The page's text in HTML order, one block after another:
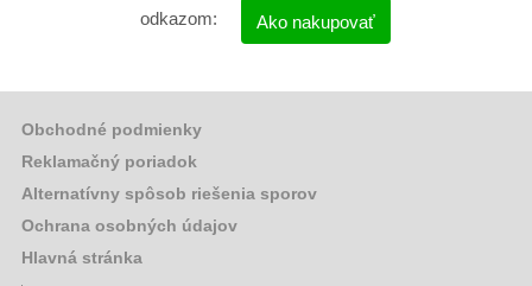
odkazom:
Ako nakupovať
Obchodné podmienky
Reklamačný poriadok
Alternatívny spôsob riešenia sporov
Ochrana osobných údajov
Hlavná stránka